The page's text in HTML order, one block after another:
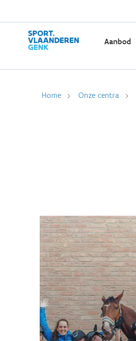
Aanbod
Home Onze centra